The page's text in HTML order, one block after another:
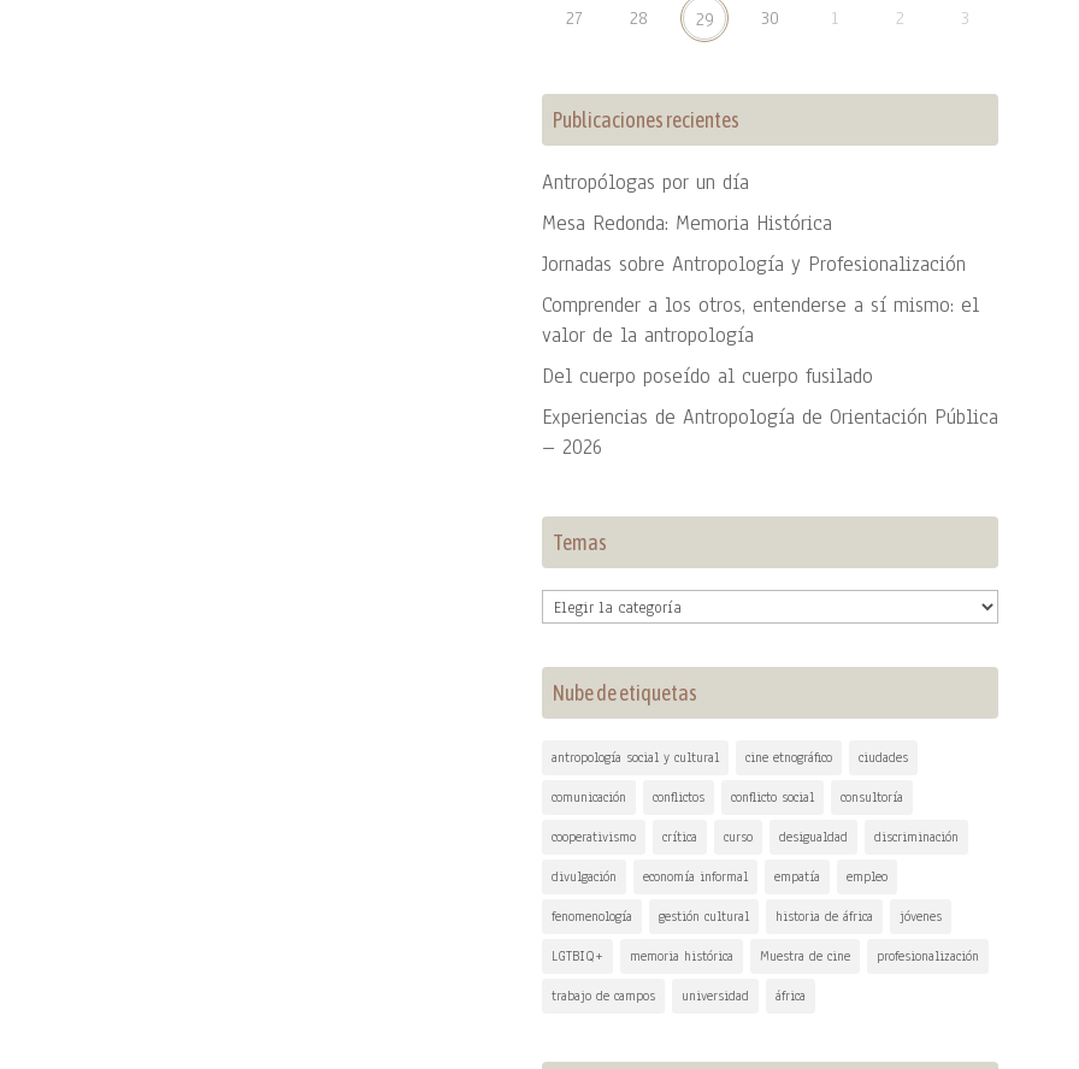
27 28 29 30 1 2 3
Publicaciones recientes
Antropólogas por un día
Mesa Redonda: Memoria Histórica
Jornadas sobre Antropología y Profesionalización
Comprender a los otros, entenderse a sí mismo: el
valor de la antropología
Del cuerpo poseído al cuerpo fusilado
Experiencias de Antropología de Orientación Pública
– 2026
Temas
Temas
Nube de etiquetas
antropología social y cultural cine etnográfico ciudades
comunicación conflictos conflicto social consultoría
cooperativismo crítica curso desigualdad discriminación
divulgación economía informal empatía empleo
fenomenología gestión cultural historia de áfrica jóvenes
LGTBIQ+ memoria histórica Muestra de cine profesionalización
trabajo de campos universidad áfrica